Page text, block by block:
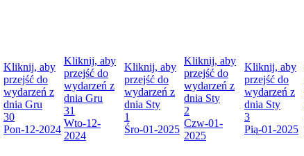
Kliknij, aby
przejść do
wydarzeń z
dnia Gru
30
Pon-12-2024
Kliknij, aby
przejść do
wydarzeń z
dnia Gru
31
Wto-12-
2024
Kliknij, aby
przejść do
wydarzeń z
dnia Sty
1
Śro-01-2025
Kliknij, aby
przejść do
wydarzeń z
dnia Sty
2
Czw-01-
2025
Kliknij, aby
przejść do
wydarzeń z
dnia Sty
3
Pią-01-2025